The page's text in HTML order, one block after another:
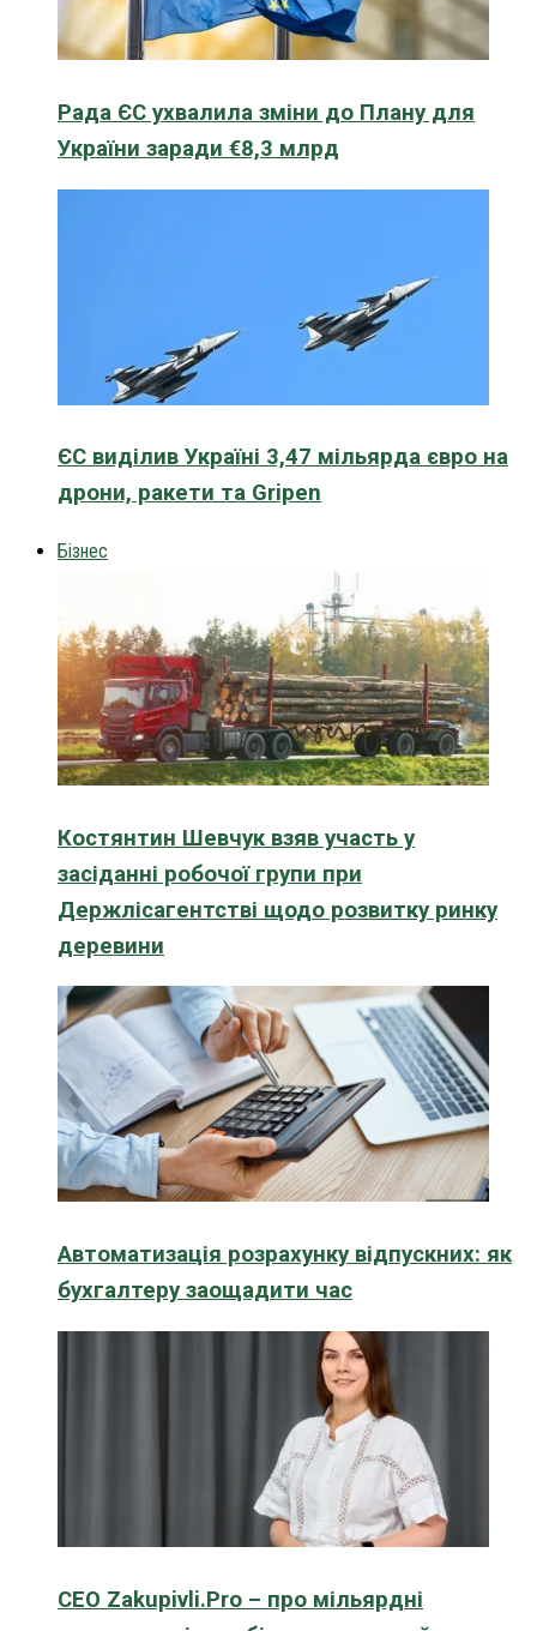
Рада ЄС ухвалила зміни до Плану для
України заради €8,3 млрд
ЄС виділив Україні 3,47 мільярда євро на
дрони, ракети та Gripen
Бізнес
Костянтин Шевчук взяв участь у
засіданні робочої групи при
Держлісагентстві щодо розвитку ринку
деревини
Автоматизація розрахунку відпускних: як
бухгалтеру заощадити час
CEO Zakupivli.Pro – про мільярдні